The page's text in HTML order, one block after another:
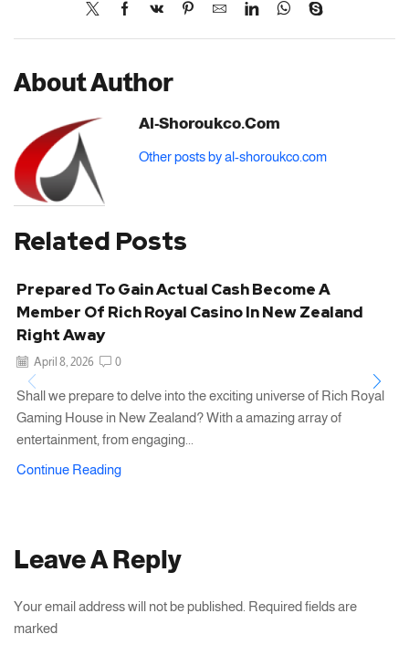
About Author
Al-Shoroukco.com
Other posts by al-shoroukco.com
Related Posts
Prepared To Gain Actual Cash Become A
Member Of Rich Royal Casino In New Zealand
Right Away
April 8, 2026 0
Shall we prepare to delve into the exciting universe of Rich Royal
Gaming House in New Zealand? With a amazing array of
entertainment, from engaging...
Continue Reading
Leave A Reply
Your email address will not be published. Required fields are
marked